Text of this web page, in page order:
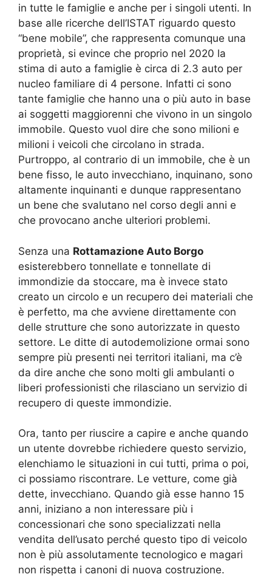
in tutte le famiglie e anche per i singoli utenti. In
base alle ricerche dell’ISTAT riguardo questo
“bene mobile”, che rappresenta comunque una
proprietà, si evince che proprio nel 2020 la
stima di auto a famiglie è circa di 2.3 auto per
nucleo familiare di 4 persone. Infatti ci sono
tante famiglie che hanno una o più auto in base
ai soggetti maggiorenni che vivono in un singolo
immobile. Questo vuol dire che sono milioni e
milioni i veicoli che circolano in strada.
Purtroppo, al contrario di un immobile, che è un
bene fisso, le auto invecchiano, inquinano, sono
altamente inquinanti e dunque rappresentano
un bene che svalutano nel corso degli anni e
che provocano anche ulteriori problemi.
Senza una Rottamazione Auto Borgo
esisterebbero tonnellate e tonnellate di
immondizie da stoccare, ma è invece stato
creato un circolo e un recupero dei materiali che
è perfetto, ma che avviene direttamente con
delle strutture che sono autorizzate in questo
settore. Le ditte di autodemolizione ormai sono
sempre più presenti nei territori italiani, ma c’è
da dire anche che sono molti gli ambulanti o
liberi professionisti che rilasciano un servizio di
recupero di queste immondizie.
Ora, tanto per riuscire a capire e anche quando
un utente dovrebbe richiedere questo servizio,
elenchiamo le situazioni in cui tutti, prima o poi,
ci possiamo riscontrare. Le vetture, come già
dette, invecchiano. Quando già esse hanno 15
anni, iniziano a non interessare più i
concessionari che sono specializzati nella
vendita dell’usato perché questo tipo di veicolo
non è più assolutamente tecnologico e magari
non rispetta i canoni di nuova costruzione.